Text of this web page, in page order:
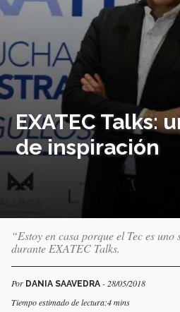
EXATEC Talks:
de inspiración
“Estoy en casa porque el Tec es
durante EXATEC Talks.
Por DANIA SAAVEDRA - 28/05/2018
Tiempo estimado de lectura:4 mins